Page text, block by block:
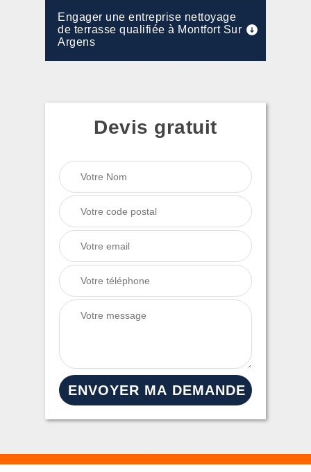
Engager une entreprise nettoyage
de terrasse qualifiée à Montfort Sur
Argens
Devis gratuit